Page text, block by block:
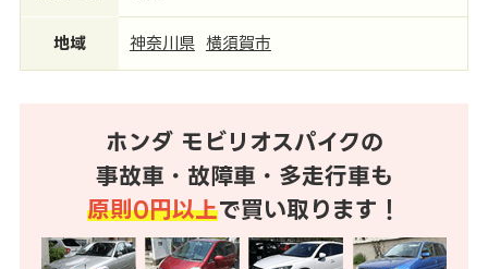
地域 神奈川県 横須賀市
ホンダ モビリオスパイクの
事故車・故障車・多走行車も
原則0円以上で買い取ります！